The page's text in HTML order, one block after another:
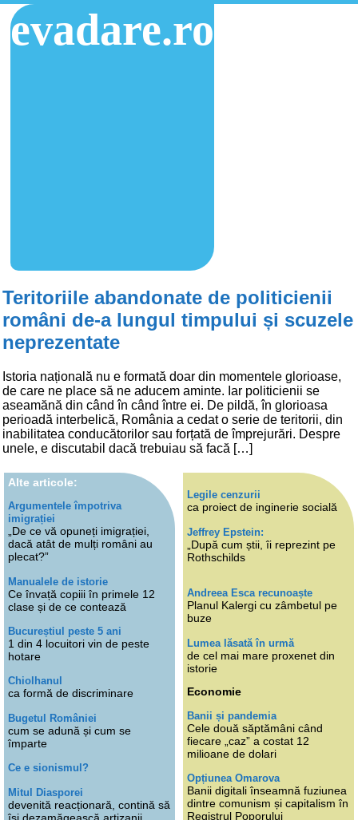
evadare.ro
Teritoriile abandonate de politicienii
români de-a lungul timpului și scuzele
neprezentate
Istoria națională nu e formată doar din momentele glorioase,
de care ne place să ne aducem aminte. Iar politicienii se
aseamănă din când în când între ei. De pildă, în glorioasa
perioadă interbelică, România a cedat o serie de teritorii, din
inabilitatea conducătorilor sau forțată de împrejurări. Despre
unele, e discutabil dacă trebuiau să facă […]
Alte articole:
Argumentele împotriva
imigrației
„De ce vă opuneți imigrației,
dacă atât de mulți români au
plecat?”
Manualele de istorie
Ce învață copiii în primele 12
clase și de ce contează
Bucureștiul peste 5 ani
1 din 4 locuitori vin de peste
hotare
Chiolhanul
ca formă de discriminare
Bugetul României
cum se adună și cum se
împarte
Ce e sionismul?
Mitul Diasporei
devenită reacționară, contină să
își dezamăgească artizanii
Legile cenzurii
ca proiect de inginerie socială
Jeffrey Epstein:
„După cum știi, îi reprezint pe
Rothschilds
Andreea Esca recunoaște
Planul Kalergi cu zâmbetul pe
buze
Lumea lăsată în urmă
de cel mai mare proxenet din
istorie
Economie
Banii și pandemia
Cele două săptămâni când
fiecare „caz” a costat 12
milioane de dolari
Opțiunea Omarova
Banii digitali înseamnă fuziunea
dintre comunism și capitalism în
Registrul Poporului